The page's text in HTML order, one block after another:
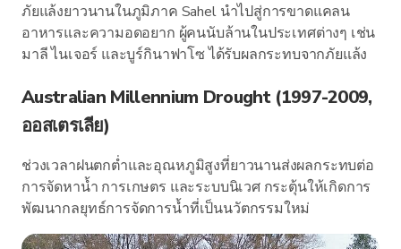
ภัยแล้งยาวนานในภูมิภาค Sahel นำไปสู่การขาดแคลน
อาหารและความอดอยาก ผู้คนนับล้านในประเทศต่างๆ เช่น
มาลี ไนเจอร์ และบูร์กินาฟาโซ ได้รับผลกระทบจากภัยแล้ง
Australian Millennium Drought (1997-2009,
ออสเตรเลีย)
ช่วงเวลาฝนตกต่ำและอุณหภูมิสูงที่ยาวนานส่งผลกระทบต่อ
การจัดหาน้ำ การเกษตร และระบบนิเวศ กระตุ้นให้เกิดการ
พัฒนากลยุทธ์การจัดการน้ำที่เป็นนวัตกรรมใหม่